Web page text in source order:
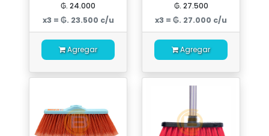
₲. 24.000
x3 = ₲. 23.500 c/u
Agregar
₲. 27.500
x3 = ₲. 27.000 c/u
Agregar